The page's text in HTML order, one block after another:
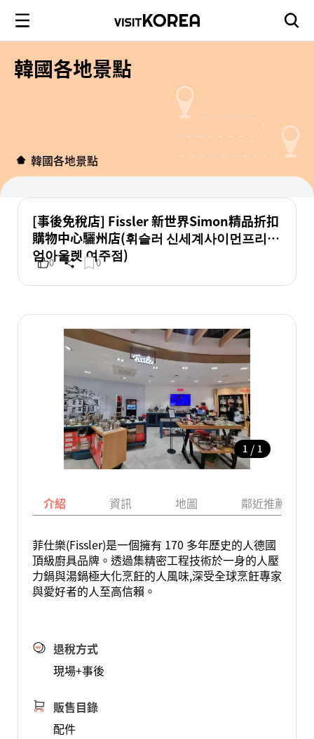
韓國各地景點
韓國各地景點
[事後免稅店] Fissler 新世界Simon精品折扣
購物中心驪州店(휘슬러 신세계사이먼프리미
엄아울렛 여주점)
0 0
1 / 1
介紹 資訊 地圖 鄰近推薦景點
菲仕樂(Fissler)是一個擁有 170 多年歷史的人德國
頂級廚具品牌。透過集精密工程技術於一身的人壓
力鍋與湯鍋極大化烹飪的人風味,深受全球烹飪專家
與愛好者的人至高信賴。
退稅方式
現場+事後
販售目錄
配件